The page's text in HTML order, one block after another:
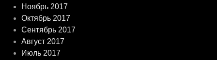
Ноябрь 2017
Октябрь 2017
Сентябрь 2017
Август 2017
Июль 2017